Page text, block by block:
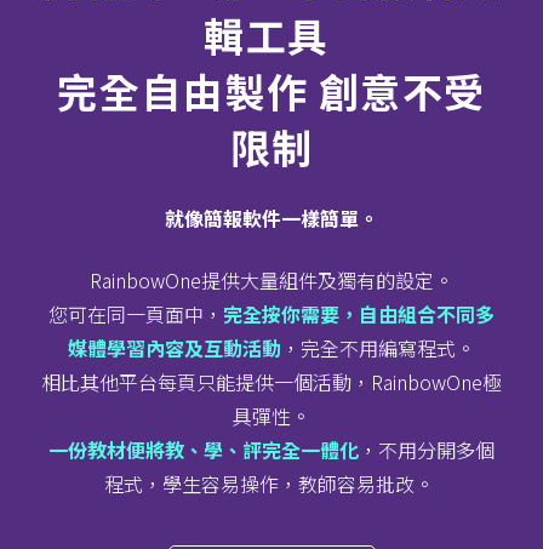
輯工具
完全自由製作 創意不受
限制
就像簡報軟件一樣簡單。
RainbowOne提供大量組件及獨有的設定。
您可在同一頁面中， 完全按你需要，自由組合不同多
媒體學習內容及互動活動 ，完全不用編寫程式。
相比其他平台每頁只能提供一個活動，RainbowOne極
具彈性。
一份教材便將教、學、評完全一體化 ，不用分開多個
程式，學生容易操作，教師容易批改。